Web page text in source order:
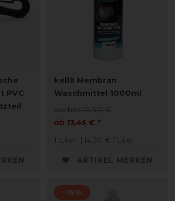
PVC
kellX Membran
Waschmittel 1000ml
vorher 15,90 €
ab 13,45 € *
1 Liter | 14,30 € / Liter
ARTIKEL MERKEN
-15%